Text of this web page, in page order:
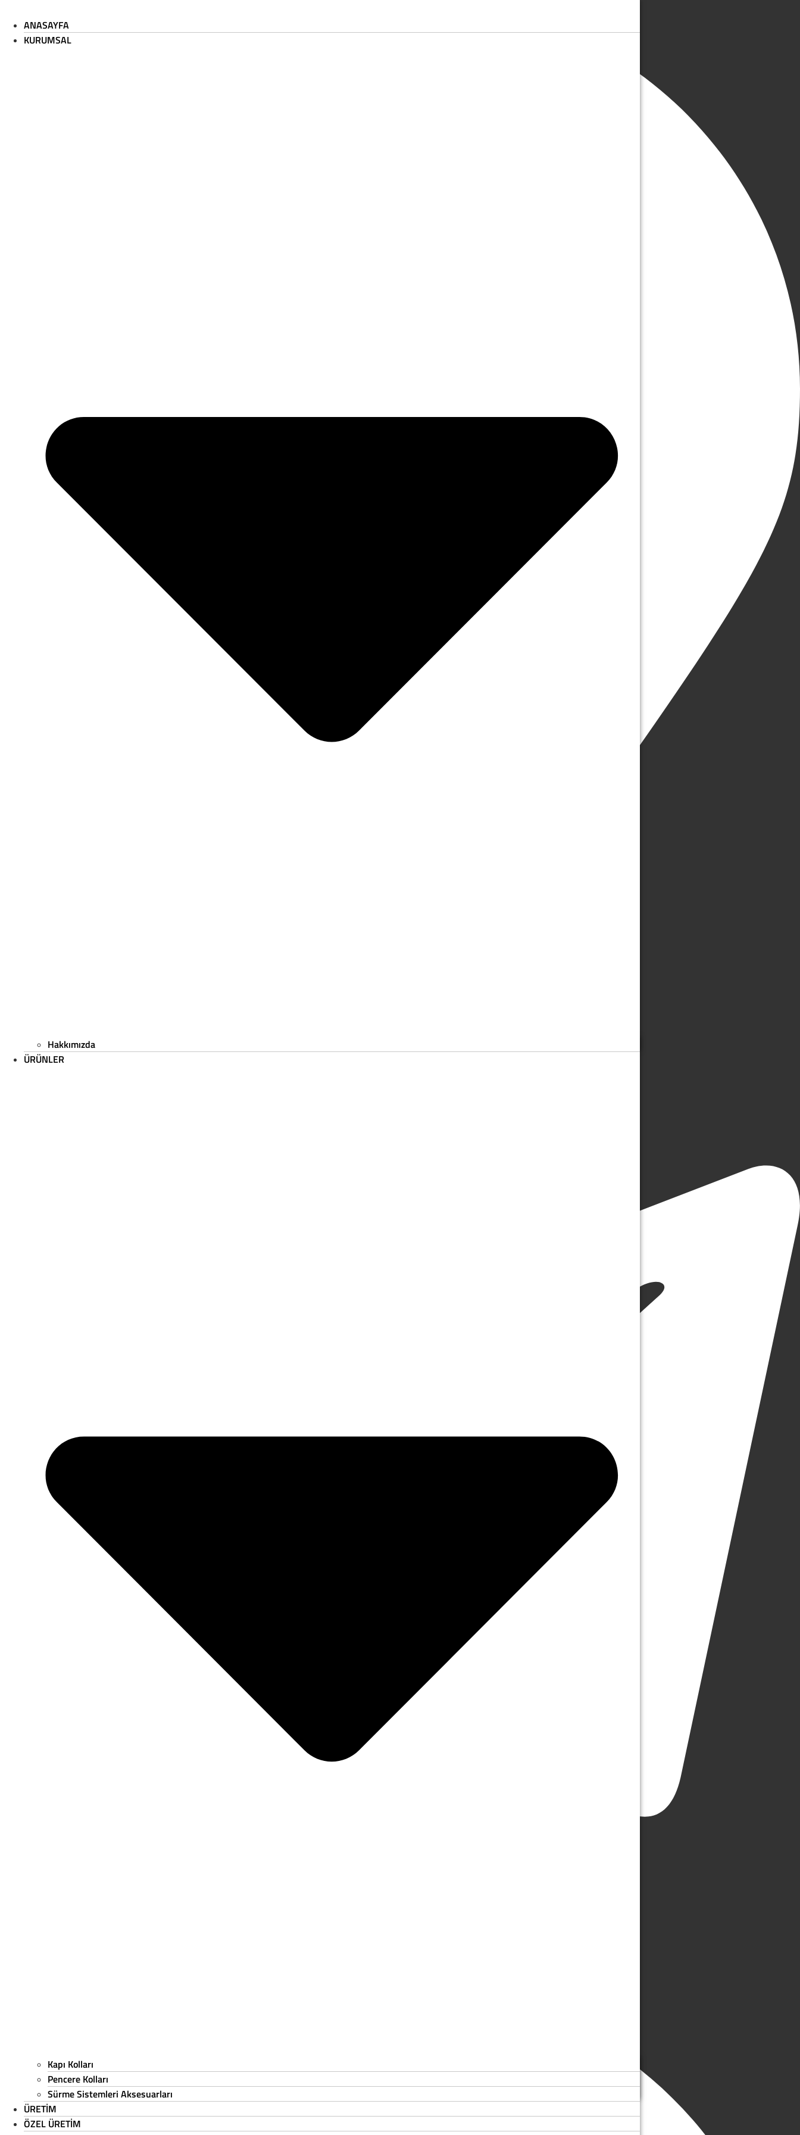
atla
Başakşehir / İstanbul
ANASAYFA
KURUMSAL
Hakkımızda
ÜRÜNLER
Kapı Kolları
Pencere Kolları
Sürme Sistemleri Aksesuarları
ÜRETİM
ÖZEL ÜRETİM
ANASAYFA
KURUMSAL
Hakkımızda
ÜRÜNLER
Kapı Kolları
Pencere Kolları
Sürme Sistemleri Aksesuarları
ÜRETİM
ÖZEL ÜRETİM